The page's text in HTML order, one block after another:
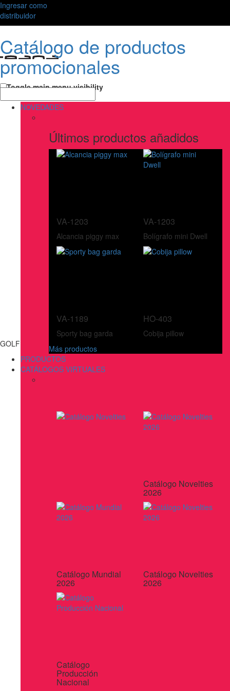
Ingresar como
distribuidor
Catálogo de productos
promocionales
Toggle main menu visibility
NOVEDADES
Últimos productos añadidos
VA-1203
Alcancia piggy max
VA-1203
Bolígrafo mini Dwell
VA-1189
Sporty bag garda
HO-403
Cobija pillow
Más productos
PRODUCTOS
CATÁLOGOS VIRTUALES
Catálogo Novelties
2026
Catálogo Mundial
2026
Catálogo Novelties
2026
Catálogo
Producción
Nacional
GOLF